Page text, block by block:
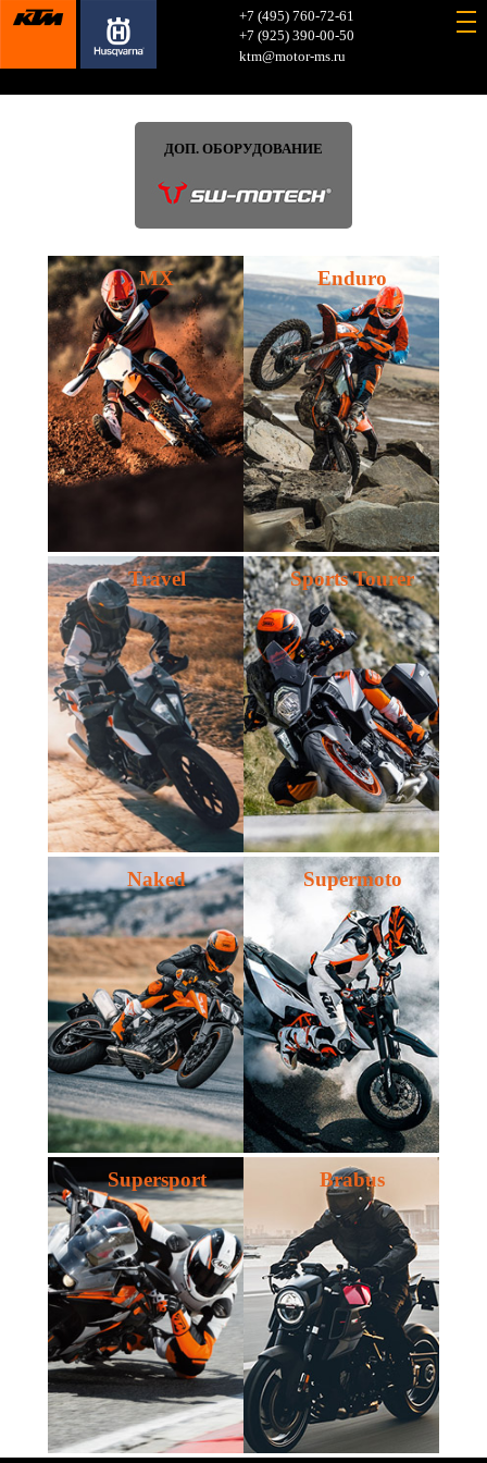
+7 (495) 760-72-61
+7 (925) 390-00-50
ktm@motor-ms.ru
ДОП. ОБОРУДОВАНИЕ
MX Enduro
Travel Sports Tourer
Naked Supermoto
Supersport Brabus